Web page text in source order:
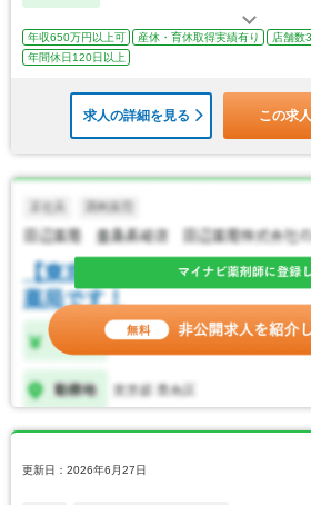
年収650万円以上可 産休・育休取得実績有り 店舗数
年間休日120日以上
求人の詳細を見る この求
更新日：2026年6月27日